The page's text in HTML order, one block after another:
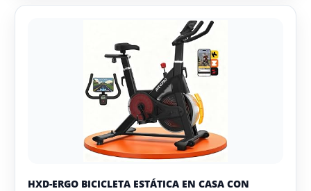
HXD-ERGO BICICLETA ESTÁTICA EN CASA CON